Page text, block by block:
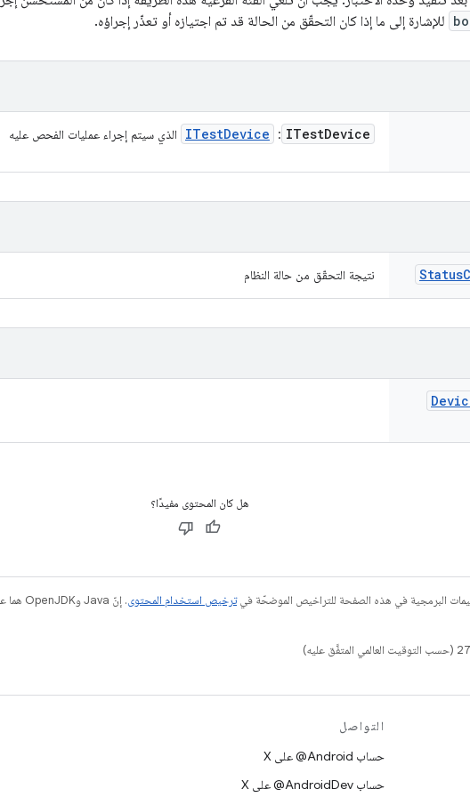
للإشارة إلى ما إذا كان التحقّق من الحالة قد تم اجتيازه أو تعذّر إجراؤه.
ITestDevice
:
ITestDevice الذي سيتم إجراء عمليات الفحص عليه
Status نتيجة التحقّق من حالة النظام
هل كان المحتوى مفيدًا؟
البرمجية في هذه الصفحة للتراخيص الموضحّة فيترخيص استخدام المحتوى
التواصل
حساب ‎@Android على X
حساب ‎@AndroidDev على X